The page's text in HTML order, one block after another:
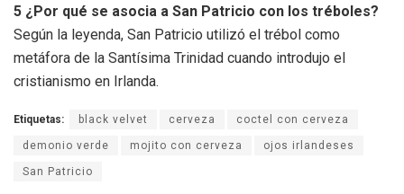
5 ¿Por qué se asocia a San Patricio con los tréboles?
Según la leyenda, San Patricio utilizó el trébol como
metáfora de la Santísima Trinidad cuando introdujo el
cristianismo en Irlanda.
Etiquetas: black velvet cerveza coctel con cerveza
demonio verde mojito con cerveza ojos irlandeses
San Patricio